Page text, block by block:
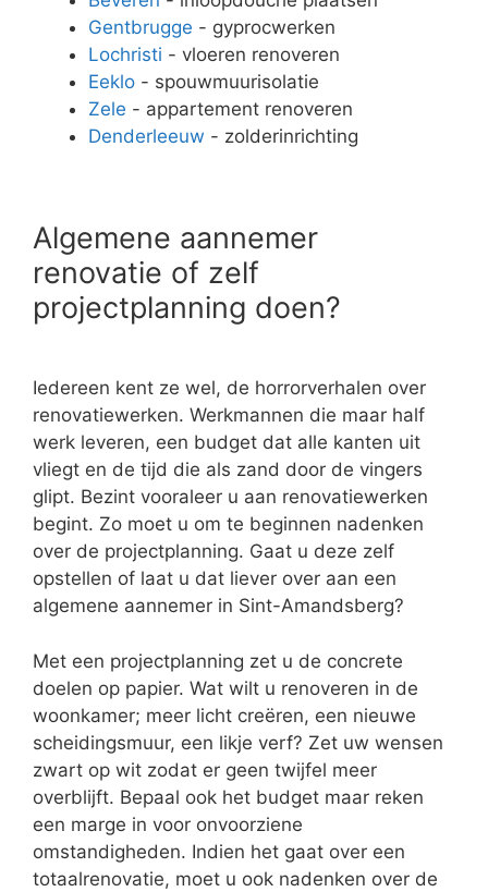
Gentbrugge - gyprocwerken
Lochristi - vloeren renoveren
Eeklo - spouwmuurisolatie
Zele - appartement renoveren
Denderleeuw - zolderinrichting
Algemene aannemer
renovatie of zelf
projectplanning doen?
Iedereen kent ze wel, de horrorverhalen over
renovatiewerken. Werkmannen die maar half
werk leveren, een budget dat alle kanten uit
vliegt en de tijd die als zand door de vingers
glipt. Bezint vooraleer u aan renovatiewerken
begint. Zo moet u om te beginnen nadenken
over de projectplanning. Gaat u deze zelf
opstellen of laat u dat liever over aan een
algemene aannemer in Sint-Amandsberg?
Met een projectplanning zet u de concrete
doelen op papier. Wat wilt u renoveren in de
woonkamer; meer licht creëren, een nieuwe
scheidingsmuur, een likje verf? Zet uw wensen
zwart op wit zodat er geen twijfel meer
overblijft. Bepaal ook het budget maar reken
een marge in voor onvoorziene
omstandigheden. Indien het gaat over een
totaalrenovatie, moet u ook nadenken over de